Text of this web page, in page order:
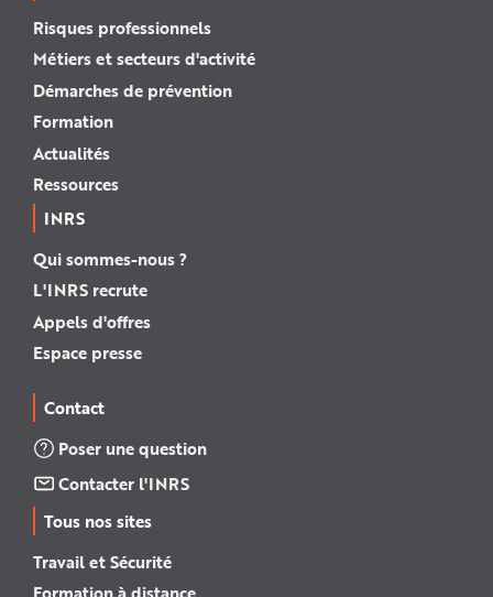
Risques professionnels
Métiers et secteurs d'activité
Démarches de prévention
Formation
Actualités
Ressources
INRS
Qui sommes-nous ?
L'INRS recrute
Appels d'offres
Espace presse
Contact
Poser une question
Contacter l'INRS
Tous nos sites
Travail et Sécurité